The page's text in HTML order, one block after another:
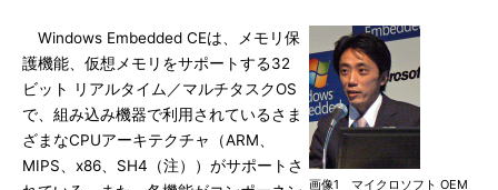
画像1 マイクロソフト OEM
Windows Embedded CEは、メモリ保
護機能、仮想メモリをサポートする32
ビット リアルタイム／マルチタスクOS
で、組み込み機器で利用されているさま
ざまなCPUアーキテクチャ（ARM、
MIPS、x86、SH4（注））がサポートさ